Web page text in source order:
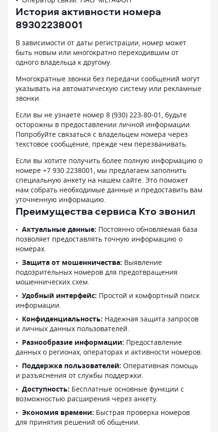
История активности номера
89302238001
В зависимости от даты регистрации, номер может
быть новым или многократно переходившим от
одного владельца к другому.
Многократные звонки без передачи сообщений могут
указывать на автоматическую систему или рекламные
звонки.
Если вы не узнаете номер 8 (930) 223-80-01, будьте
осторожны в предоставлении личной информации.
Попробуйте связаться с владельцем номера через
текстовое сообщение, прежде чем перезванивать.
Если вы хотите получить более полную информацию о
номере +7 930 2238001, мы предлагаем заполнить
специальную анкету на нашем сайте. Это поможет
нам собрать необходимые данные и предоставить вам
уточненную информацию.
Преимущества сервиса Кто звонил
Актуальные данные: Постоянно обновляемая база
позволяет предоставлять точную информацию о
номерах.
Защита от мошенничества: Выявление
подозрительных номеров для предотвращения
мошеннических схем.
Удобный интерфейс: Простой и комфортный поиск
информации.
Конфиденциальность: Надежная защита запросов
и личных данных пользователей.
Разнообразие информации: Предоставление
данных о регионах, операторах и активности номеров.
Поддержка пользователей: Оперативная помощь
и разъяснения от службы поддержки.
Доступность: Бесплатные основные функции с
возможностью расширения через анкету.
Экономия времени: Быстрая проверка номеров
для принятия решений об общении.